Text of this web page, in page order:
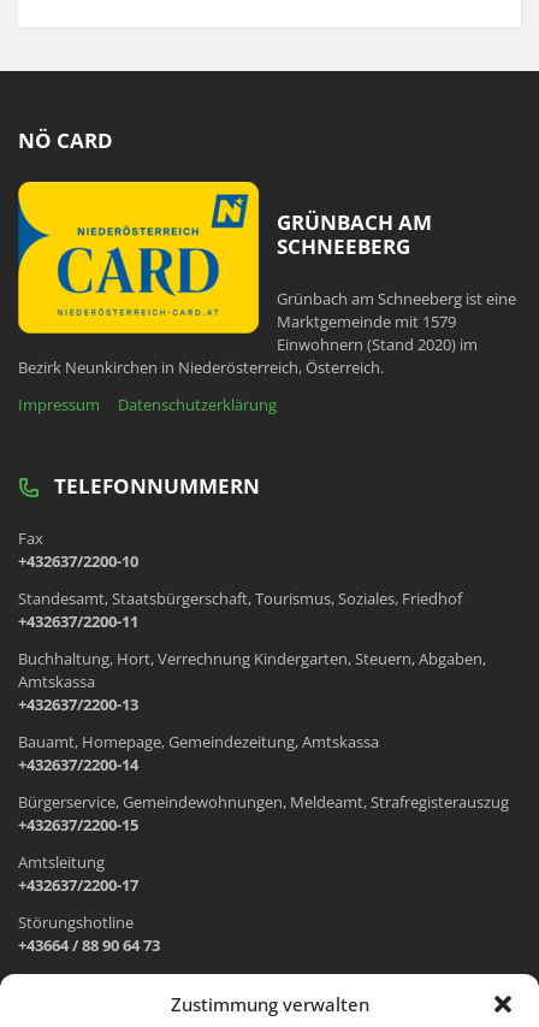
Zustimmung verwalten
NÖ CARD
GRÜNBACH AM
SCHNEEBERG
Grünbach am Schneeberg ist eine
Marktgemeinde mit 1579
Einwohnern (Stand 2020) im
Bezirk Neunkirchen in Niederösterreich, Österreich.
Impressum
Datenschutzerklärung
TELEFONNUMMERN
Fax
+432637/2200-10
Standesamt, Staatsbürgerschaft, Tourismus, Soziales, Friedhof
+432637/2200-11
Buchhaltung, Hort, Verrechnung Kindergarten, Steuern, Abgaben,
Amtskassa
+432637/2200-13
Bauamt, Homepage, Gemeindezeitung, Amtskassa
+432637/2200-14
Bürgerservice, Gemeindewohnungen, Meldeamt, Strafregisterauszug
+432637/2200-15
Amtsleitung
+432637/2200-17
Störungshotline
+43664 / 88 90 64 73